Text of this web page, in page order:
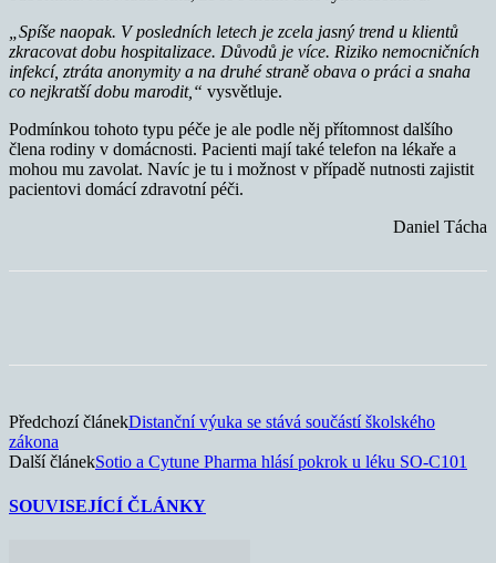
„Spíše naopak. V posledních letech je zcela jasný trend u klientů
zkracovat dobu hospitalizace. Důvodů je více. Riziko nemocničních
infekcí, ztráta anonymity a na druhé straně obava o práci a snaha
co nejkratší dobu marodit,“ vysvětluje.
Podmínkou tohoto typu péče je ale podle něj přítomnost dalšího
člena rodiny v domácnosti. Pacienti mají také telefon na lékaře a
mohou mu zavolat. Navíc je tu i možnost v případě nutnosti zajistit
pacientovi domácí zdravotní péči.
Daniel Tácha
Předchozí článekDistanční výuka se stává součástí školského
zákona
Další článekSotio a Cytune Pharma hlásí pokrok u léku SO-C101
SOUVISEJÍCÍ ČLÁNKY